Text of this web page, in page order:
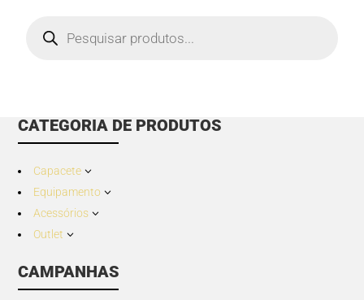
search
CATEGORIA DE PRODUTOS
Capacete 3
Equipamento 3
Acessórios 3
Outlet 3
CAMPANHAS